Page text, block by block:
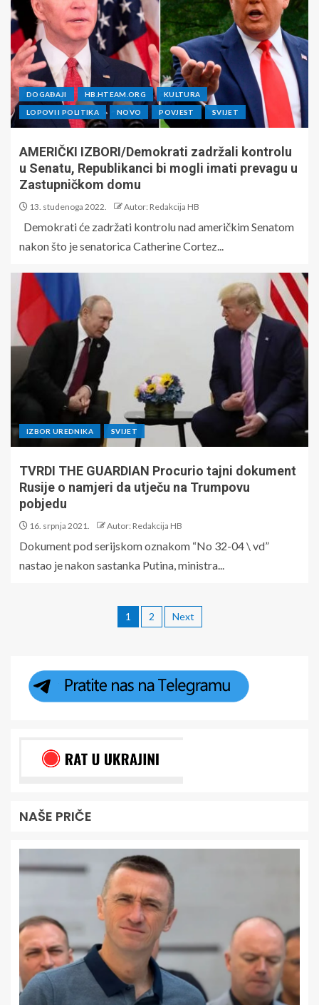
DOGAĐAJI HB.HTEAM.ORG KULTURA
LOPOVI I POLITIKA NOVO POVJEST SVIJET
AMERIČKI IZBORI/Demokrati zadržali kontrolu
u Senatu, Republikanci bi mogli imati prevagu u
Zastupničkom domu
13. studenoga 2022. Autor: Redakcija HB
Demokrati će zadržati kontrolu nad američkim Senatom
nakon što je senatorica Catherine Cortez...
IZBOR UREDNIKA SVIJET
TVRDI THE GUARDIAN Procurio tajni dokument
Rusije o namjeri da utječu na Trumpovu
pobjedu
16. srpnja 2021. Autor: Redakcija HB
Dokument pod serijskom oznakom “No 32-04 \ vd”
nastao je nakon sastanka Putina, ministra...
1 2 Next
NAŠE PRIČE